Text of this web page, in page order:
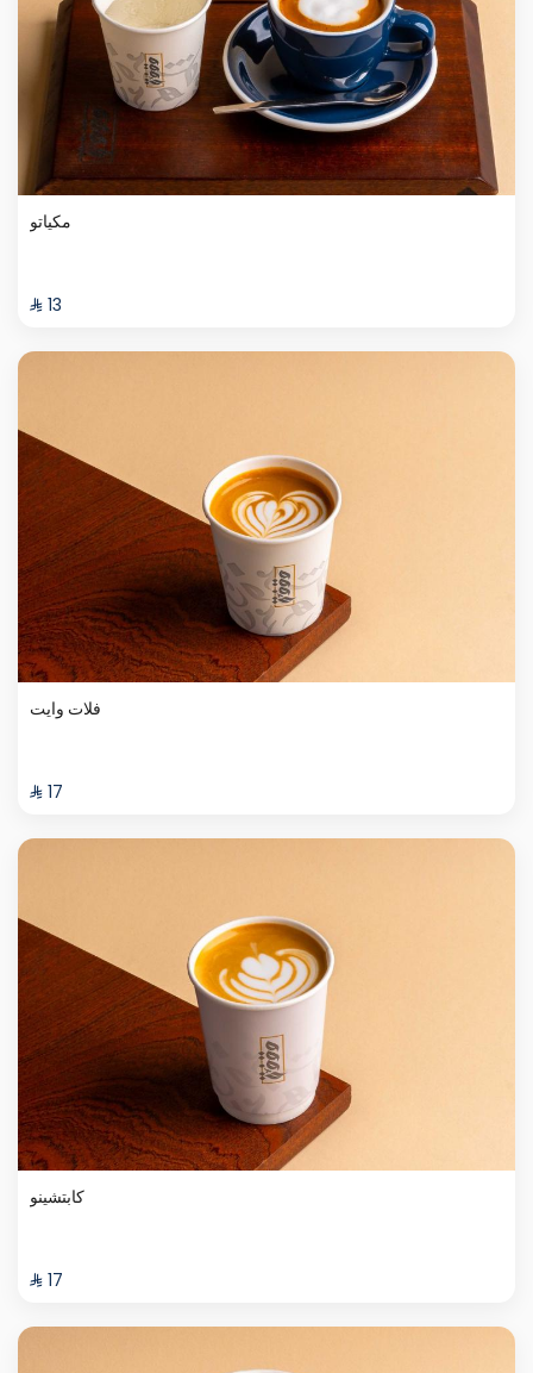
مكياتو
⁨⁦‪‬ 13⁩
فلات وايت
⁨⁦‪‬ 17⁩
كابتشينو
⁨⁦‪‬ 17⁩